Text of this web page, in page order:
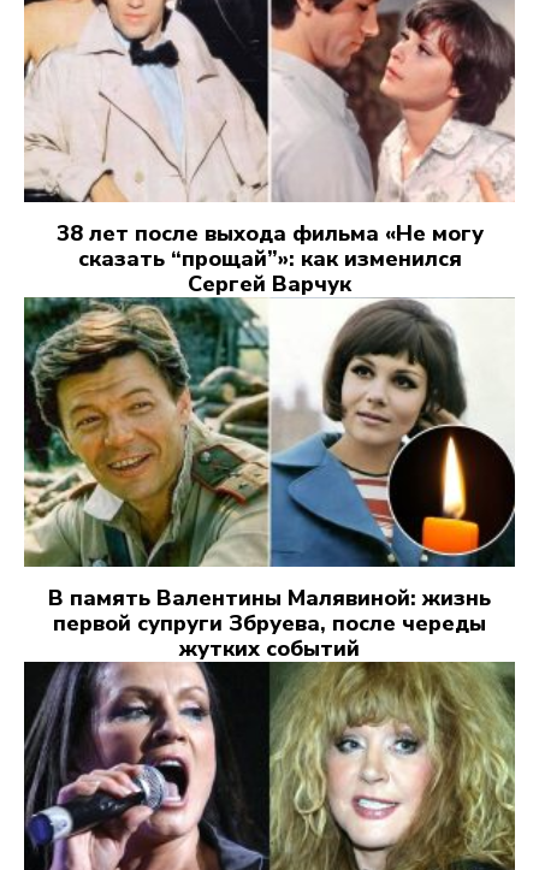
38 лет после выхода фильма «Не могу
сказать “прощай”»: как изменился
Сергей Варчук
В память Валентины Малявиной: жизнь
первой супруги Збруева, после череды
жутких событий